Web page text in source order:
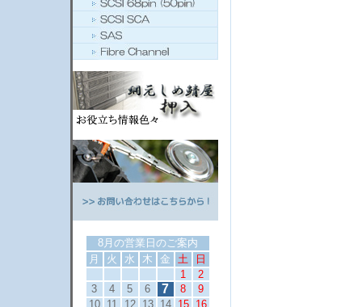
8月の営業日のご案内
月
火 水 木 金 土
日
1
2
3
4 5 6 7 8
9
10
11 12 13 14 15 16